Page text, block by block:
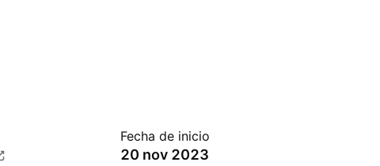
Fecha de inicio
20 nov 2023